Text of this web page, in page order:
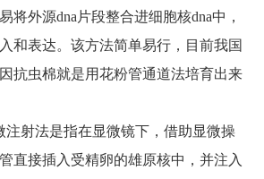
将外源dna片段整合进细胞核dna中，
和表达。该方法简单易行，目前我国
抗虫棉就是用花粉管通道法培育出来
注射法是指在显微镜下，借助显微操
直接插入受精卵的雄原核中，并注入